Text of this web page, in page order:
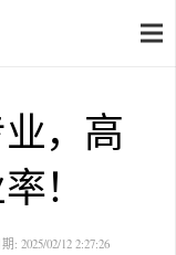
，高
！
期:2025/02/12 2:27:26